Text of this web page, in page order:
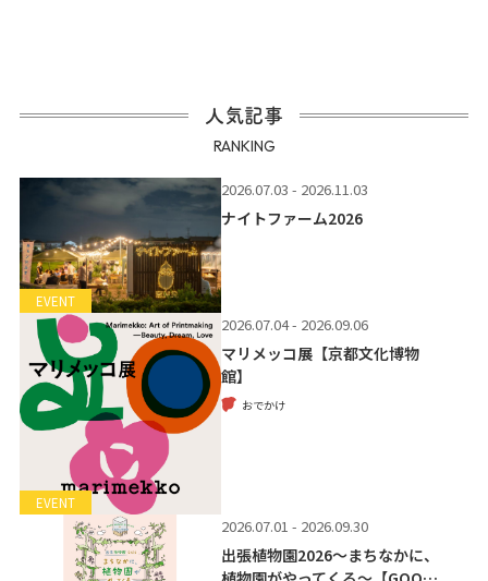
人気記事
RANKING
EVENT
2026.07.03 - 2026.11.03
ナイトファーム2026
EVENT
2026.07.04 - 2026.09.06
マリメッコ展【京都文化博物
館】
おでかけ
2026.07.01 - 2026.09.30
出張植物園2026～まちなかに、